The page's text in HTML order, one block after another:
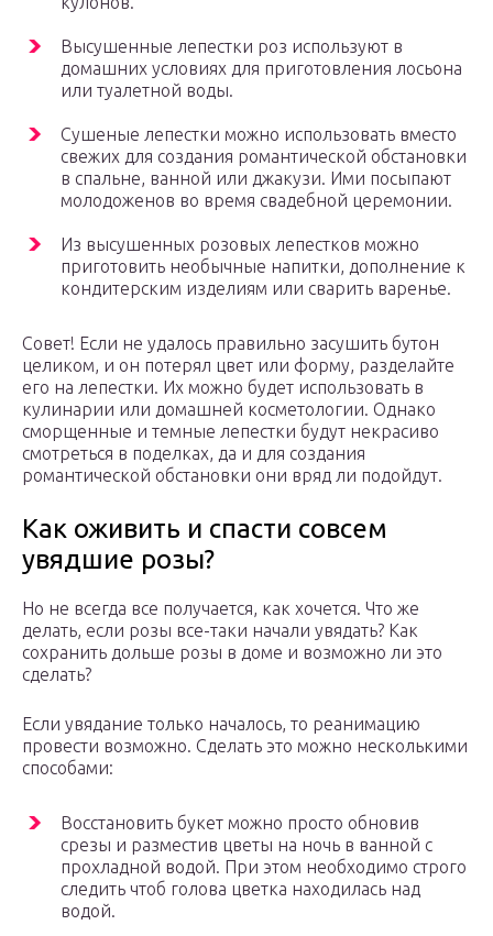
Высушенные лепестки роз используют в
домашних условиях для приготовления лосьона
или туалетной воды.
Сушеные лепестки можно использовать вместо
свежих для создания романтической обстановки
в спальне, ванной или джакузи. Ими посыпают
молодоженов во время свадебной церемонии.
Из высушенных розовых лепестков можно
приготовить необычные напитки, дополнение к
кондитерским изделиям или сварить варенье.
Совет! Если не удалось правильно засушить бутон
целиком, и он потерял цвет или форму, разделайте
его на лепестки. Их можно будет использовать в
кулинарии или домашней косметологии. Однако
сморщенные и темные лепестки будут некрасиво
смотреться в поделках, да и для создания
романтической обстановки они вряд ли подойдут.
Как оживить и спасти совсем
увядшие розы?
Но не всегда все получается, как хочется. Что же
делать, если розы все-таки начали увядать? Как
сохранить дольше розы в доме и возможно ли это
сделать?
Если увядание только началось, то реанимацию
провести возможно. Сделать это можно несколькими
способами:
Восстановить букет можно просто обновив
срезы и разместив цветы на ночь в ванной с
прохладной водой. При этом необходимо строго
следить чтоб голова цветка находилась над
водой.